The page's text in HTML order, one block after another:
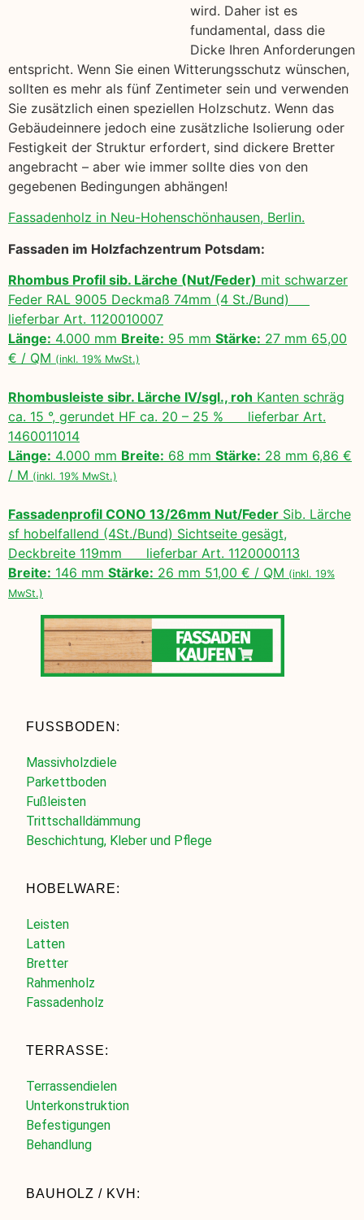
wird. Daher ist es
fundamental, dass die
Dicke Ihren Anforderungen
entspricht. Wenn Sie einen Witterungsschutz wünschen,
sollten es mehr als fünf Zentimeter sein und verwenden
Sie zusätzlich einen speziellen Holzschutz. Wenn das
Gebäudeinnere jedoch eine zusätzliche Isolierung oder
Festigkeit der Struktur erfordert, sind dickere Bretter
angebracht – aber wie immer sollte dies von den
gegebenen Bedingungen abhängen!
Fassadenholz in Neu-Hohenschönhausen, Berlin.
Fassaden im Holzfachzentrum Potsdam:
Rhombus Profil sib. Lärche (Nut/Feder) mit schwarzer
Feder RAL 9005 Deckmaß 74mm (4 St./Bund)
lieferbar Art. 1120010007
Länge: 4.000 mm Breite: 95 mm Stärke: 27 mm 65,00
€ / QM (inkl. 19% MwSt.)
Rhombusleiste sibr. Lärche IV/sgl., roh Kanten schräg
ca. 15 °, gerundet HF ca. 20 – 25 % lieferbar Art.
1460011014
Länge: 4.000 mm Breite: 68 mm Stärke: 28 mm 6,86 €
/ M (inkl. 19% MwSt.)
Fassadenprofil CONO 13/26mm Nut/Feder Sib. Lärche
sf hobelfallend (4St./Bund) Sichtseite gesägt,
Deckbreite 119mm lieferbar Art. 1120000113
Breite: 146 mm Stärke: 26 mm 51,00 € / QM (inkl. 19%
MwSt.)
FUSSBODEN:
Massivholzdiele
Parkettboden
Fußleisten
Trittschalldämmung
Beschichtung, Kleber und Pflege
HOBELWARE:
Leisten
Latten
Bretter
Rahmenholz
Fassadenholz
TERRASSE:
Terrassendielen
Unterkonstruktion
Befestigungen
Behandlung
BAUHOLZ / KVH: